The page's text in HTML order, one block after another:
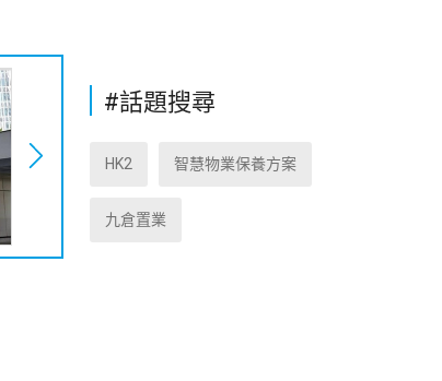
#話題搜尋
HK2 智慧物業保養方案
九倉置業